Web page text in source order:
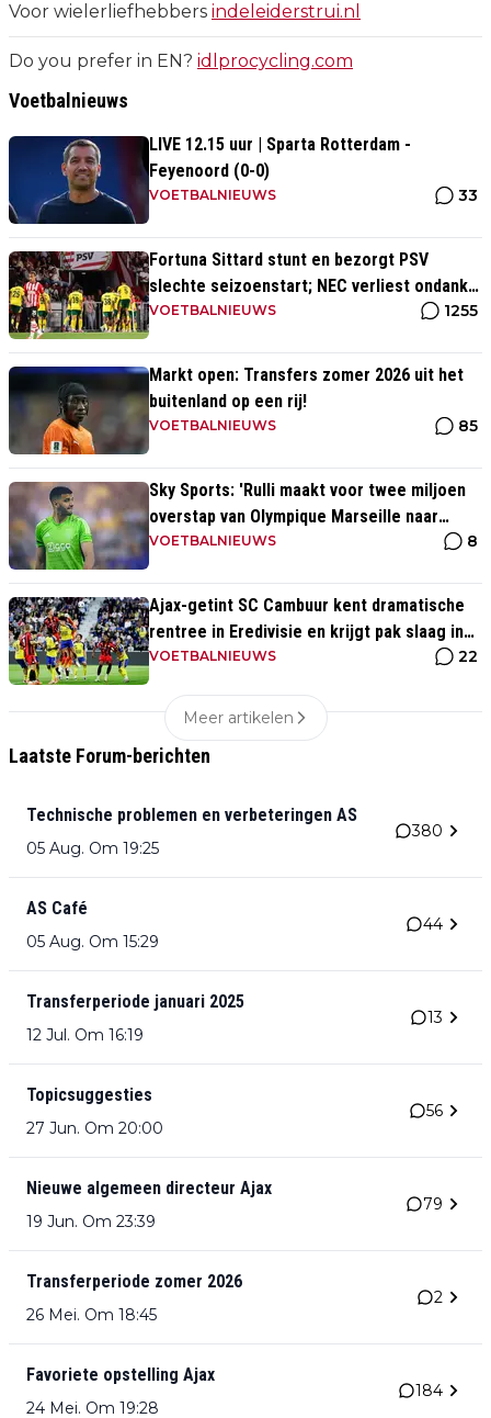
Voor wielerliefhebbers indeleiderstrui.nl
Do you prefer in EN? idlprocycling.com
Voetbalnieuws
LIVE 12.15 uur | Sparta Rotterdam -
Feyenoord (0-0)
VOETBALNIEUWS 33
Fortuna Sittard stunt en bezorgt PSV
slechte seizoenstart; NEC verliest ondanks
assist Tadic
VOETBALNIEUWS 1255
Markt open: Transfers zomer 2026 uit het
buitenland op een rij!
VOETBALNIEUWS 85
Sky Sports: 'Rulli maakt voor twee miljoen
overstap van Olympique Marseille naar
Manchester City'
VOETBALNIEUWS 8
Ajax-getint SC Cambuur kent dramatische
rentree in Eredivisie en krijgt pak slaag in
eigen huis
VOETBALNIEUWS 22
Meer artikelen
Laatste Forum-berichten
Technische problemen en verbeteringen AS
05 Aug. Om 19:25
380
AS Café
05 Aug. Om 15:29
44
Transferperiode januari 2025
12 Jul. Om 16:19
13
Topicsuggesties
27 Jun. Om 20:00
56
Nieuwe algemeen directeur Ajax
19 Jun. Om 23:39
79
Transferperiode zomer 2026
26 Mei. Om 18:45
2
Favoriete opstelling Ajax
24 Mei. Om 19:28
184